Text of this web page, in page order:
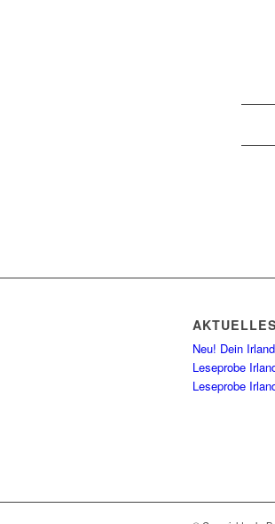
AKTUELLES
Neu! Dein
Leseprobe
Leseprobe